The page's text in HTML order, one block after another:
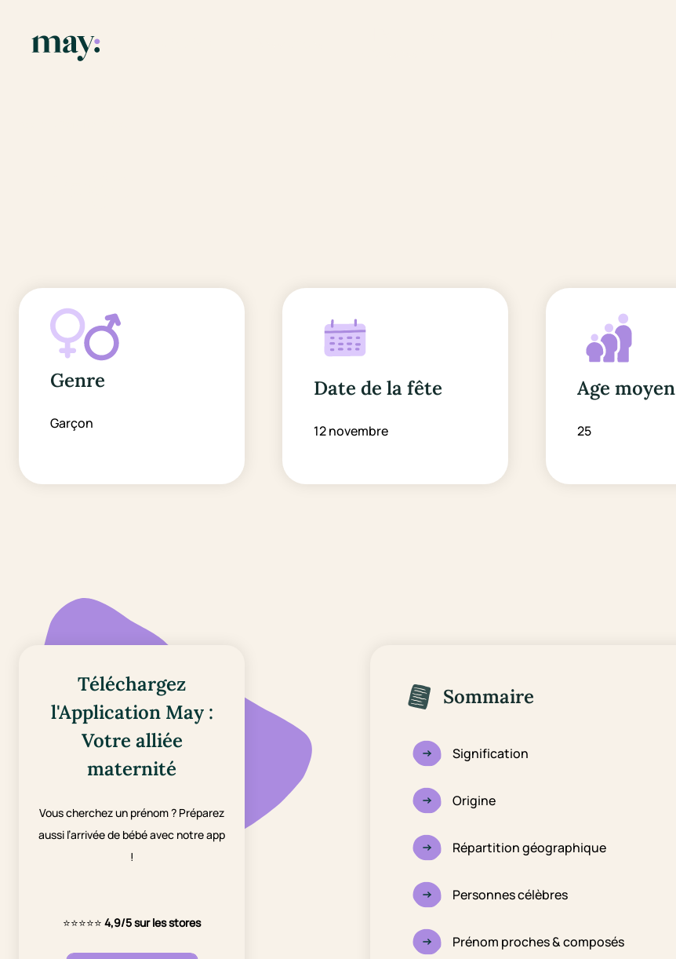
Genre
Garçon
Date de la fête
12 novembre
Age moyen
25
Téléchargez
l'Application May :
Votre alliée
maternité
Vous cherchez un prénom ? Préparez
aussi l’arrivée de bébé avec notre app
!
⭐⭐⭐⭐⭐ 4,9/5 sur les stores
Sommaire
Signification
Origine
Répartition géographique
Personnes célèbres
Prénom proches & composés